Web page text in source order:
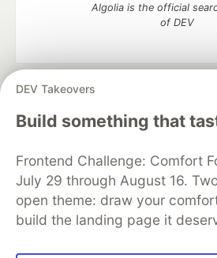
DEV Takeovers
Build something that
Frontend Challenge: Comfort
July 29 through August 16.
open theme: draw your
build the landing page it
Algolia is the official
of DEV
DEV Community
— A space to
development and manage your
Home
DEV Challenges
Organization Accounts
DEV
Free Postgres Database
Code of Conduct
Privacy
Built on
Forem — the open source
and other inclusive